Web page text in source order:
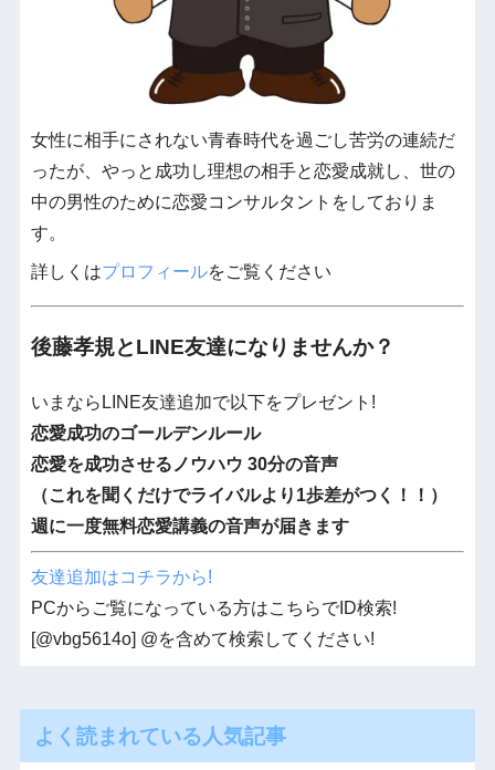
女性に相手にされない青春時代を過ごし苦労の連続だ
ったが、やっと成功し理想の相手と恋愛成就し、世の
中の男性のために恋愛コンサルタントをしておりま
す。
詳しくはプロフィールをご覧ください
後藤孝規とLINE友達になりませんか？
いまならLINE友達追加で以下をプレゼント!
恋愛成功のゴールデンルール
恋愛を成功させるノウハウ 30分の音声
（これを聞くだけでライバルより1歩差がつく！！）
週に一度無料恋愛講義の音声が届きます
友達追加はコチラから!
PCからご覧になっている方はこちらでID検索!
[@vbg5614o] @を含めて検索してください!
よく読まれている人気記事